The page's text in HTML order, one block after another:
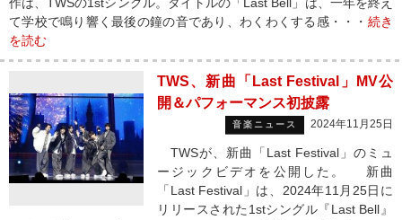
て学校で鳴り響く最後の鐘の音であり、わくわくする感・・・ 続き
を読む
TWS、新曲「Last Festival」MV公
開＆パフォーマンス初披露
音楽ニュース 2024年11月25日
TWSが、新曲「Last Festival」のミュ
ージックビデオを公開した。 新曲
「Last Festival」は、2024年11月25日に
リリースされた1stシングル『Last Bell』